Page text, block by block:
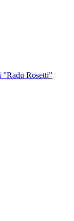
”Radu Rosetti”